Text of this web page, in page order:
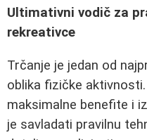
Ultimativni vodič za
rekreativce
Trčanje je jedan od
oblika fizičke
maksimalne benefite i
je savladati pravilnu